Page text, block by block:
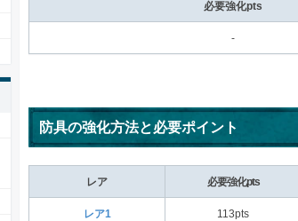
必要強化pts
-
防具の強化方法と必要ポイント
レア 必要強化pts
レア1 113pts